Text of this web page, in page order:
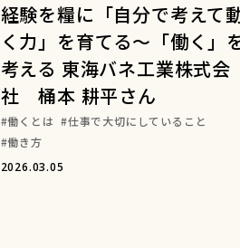
経験を糧に「自分で考えて
く力」を育てる～「働く」
考える 東海バネ工業株式会
社 桶本 耕平さん
働くとは
仕事で大切にしていること
働き方
2026.03.05